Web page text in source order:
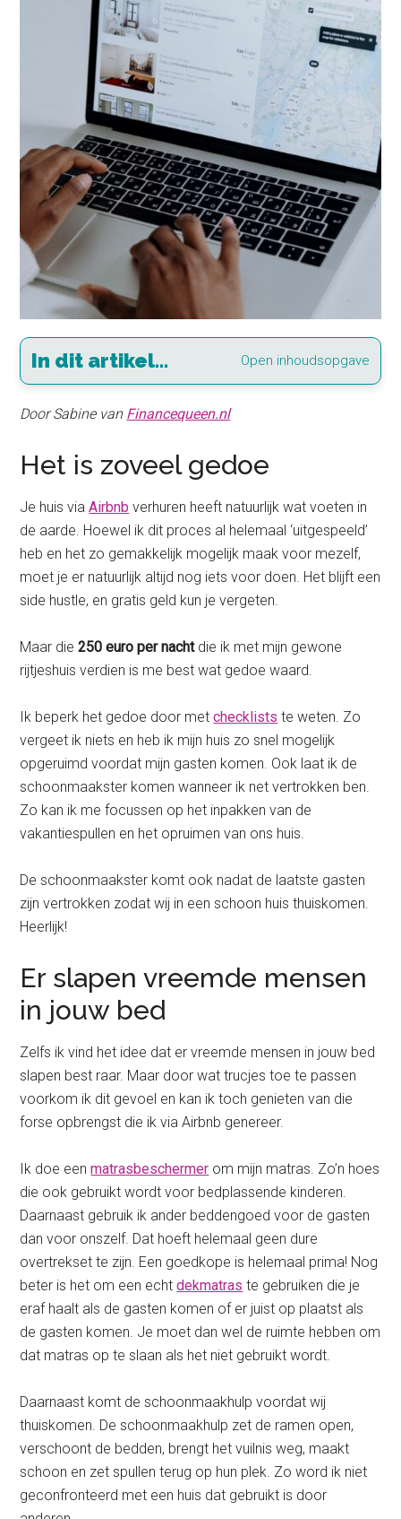
In dit artikel... Open inhoudsopgave
Door Sabine van Financequeen.nl
Het is zoveel gedoe
Je huis viaAirbnb verhuren heeft natuurlijk wat voeten in
de aarde. Hoewel ik dit proces al helemaal ‘uitgespeeld’
heb en het zo gemakkelijk mogelijk maak voor mezelf,
moet je er natuurlijk altijd nog iets voor doen. Het blijft een
side hustle, en gratis geld kun je vergeten.
Maar die250 euro per nachtdie ik met mijn gewone
rijtjeshuis verdien is me best wat gedoe waard.
Ik beperk het gedoe door metchecklists te weten. Zo
vergeet ik niets en heb ik mijn huis zo snel mogelijk
opgeruimd voordat mijn gasten komen. Ook laat ik de
schoonmaakster komen wanneer ik net vertrokken ben.
Zo kan ik me focussen op het inpakken van de
vakantiespullen en het opruimen van ons huis.
De schoonmaakster komt ook nadat de laatste gasten
zijn vertrokken zodat wij in een schoon huis thuiskomen.
Heerlijk!
Er slapen vreemde mensen
in jouw bed
Zelfs ik vind het idee dat er vreemde mensen in jouw bed
slapen best raar. Maar door wat trucjes toe te passen
voorkom ik dit gevoel en kan ik toch genieten van die
forse opbrengst die ik via Airbnb genereer.
Ik doe eenmatrasbeschermer om mijn matras. Zo’n hoes
die ook gebruikt wordt voor bedplassende kinderen.
Daarnaast gebruik ik ander beddengoed voor de gasten
dan voor onszelf. Dat hoeft helemaal geen dure
overtrekset te zijn. Een goedkope is helemaal prima! Nog
beter is het om een echtdekmatras te gebruiken die je
eraf haalt als de gasten komen of er juist op plaatst als
de gasten komen. Je moet dan wel de ruimte hebben om
dat matras op te slaan als het niet gebruikt wordt.
Daarnaast komt de schoonmaakhulp voordat wij
thuiskomen. De schoonmaakhulp zet de ramen open,
verschoont de bedden, brengt het vuilnis weg, maakt
schoon en zet spullen terug op hun plek. Zo word ik niet
geconfronteerd met een huis dat gebruikt is door